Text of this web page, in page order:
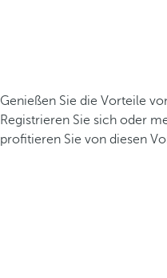
Genießen Sie die Vorteile
Registrieren Sie sich oder
profitieren Sie von diesen